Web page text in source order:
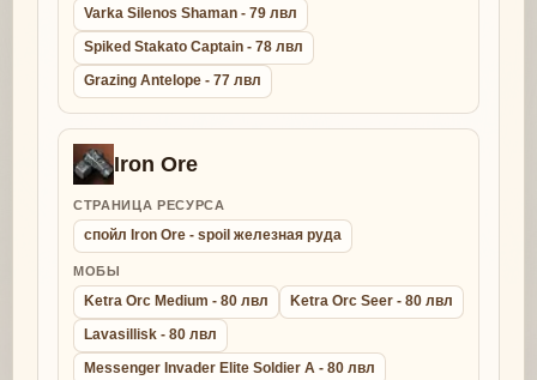
Varka Silenos Shaman - 79 лвл
Spiked Stakato Captain - 78 лвл
Grazing Antelope - 77 лвл
Iron Ore
СТРАНИЦА РЕСУРСА
спойл Iron Ore - spoil железная руда
МОБЫ
Ketra Orc Medium - 80 лвл
Ketra Orc Seer - 80 лвл
Lavasillisk - 80 лвл
Messenger Invader Elite Soldier A - 80 лвл